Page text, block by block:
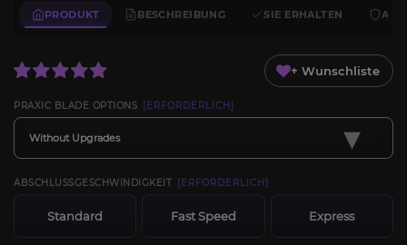
PRODUKT BESCHREIBUNG SIE ERHALTEN
+ Wunschliste
PRAXIC BLADE OPTIONS [ERFORDERLICH]
Without Upgrades ▾
ABSCHLUSSGESCHWINDIGKEIT [ERFORDERLICH]
Standard Fast Speed Express